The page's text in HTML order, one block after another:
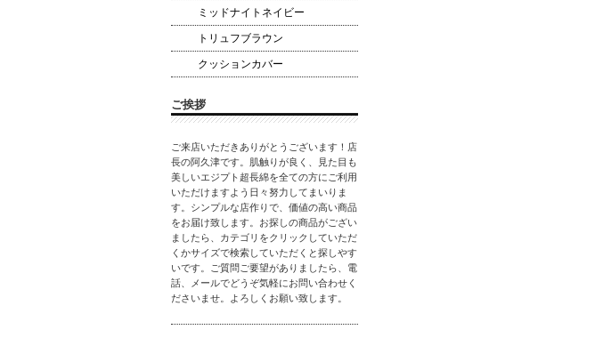
ミッドナイトネイビー
トリュフブラウン
クッションカバー
ご挨拶
ご来店いただきありがとうございます！店
長の阿久津です。肌触りが良く、見た目も
美しいエジプト超長綿を全ての方にご利用
いただけますよう日々努力してまいりま
す。シンプルな店作りで、価値の高い商品
をお届け致します。お探しの商品がござい
ましたら、カテゴリをクリックしていただ
くかサイズで検索していただくと探しやす
いです。ご質問ご要望がありましたら、電
話、メールでどうぞ気軽にお問い合わせく
ださいませ。よろしくお願い致します。